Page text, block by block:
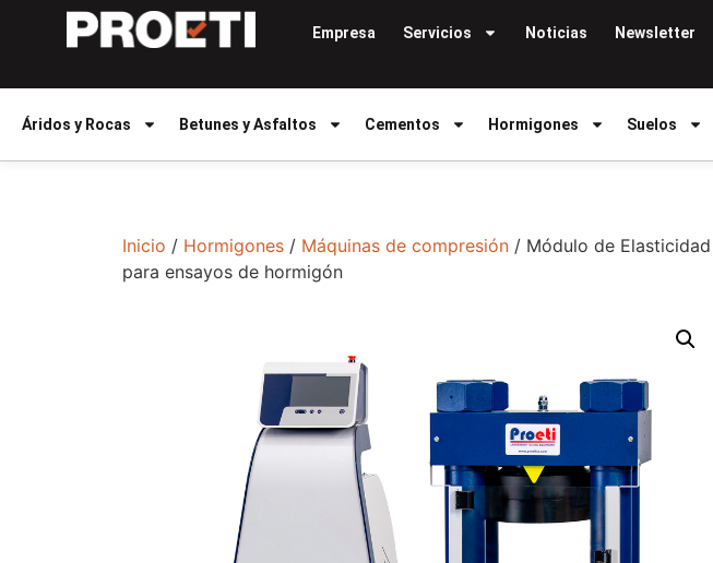
Empresa Servicios Noticias Newsletter
Áridos y Rocas Betunes y Asfaltos Cementos Hormigones Suelos
Inicio / Hormigones / Máquinas de compresión / Módulo de Elasticidad
para ensayos de hormigón